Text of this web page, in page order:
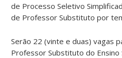
de Processo Seletivo
de Professor Substituto por
Serão 22 (vinte e duas) vagas
Professor Substituto do Ensino